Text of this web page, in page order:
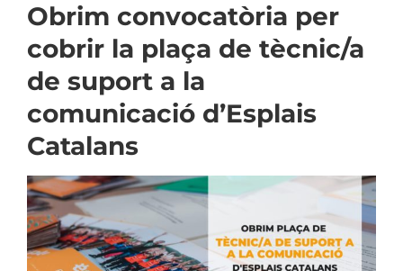
Obrim convocatòria per
cobrir la plaça de tècnic/a
de suport a la
comunicació d’Esplais
Catalans
View
Larger
Image